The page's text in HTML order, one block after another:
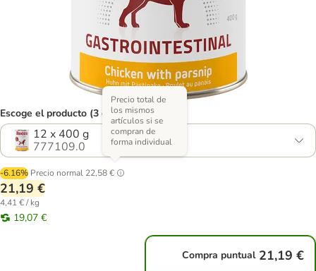
Escoge el producto (3 opciones)
12 x 400 g
777109.0
-6.16% Precio normal 22,58 €
Precio total de
los mismos
artículos si se
compran de
forma individual
21,19 €
4,41 € / kg
19,07 €
Compra puntual 21,19 €